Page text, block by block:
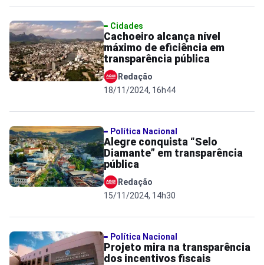
Cidades
Cachoeiro alcança nível
máximo de eficiência em
transparência pública
Redação
18/11/2024, 16h44
Política Nacional
Alegre conquista “Selo
Diamante” em transparência
pública
Redação
15/11/2024, 14h30
Política Nacional
Projeto mira na transparência
dos incentivos fiscais